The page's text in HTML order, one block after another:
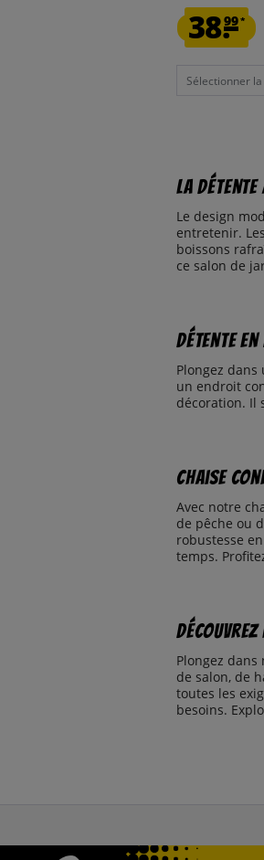
38.99*
Sélectionner
La
Le design
entretenir.
boissons
ce salon de
Détente
Plongez
un endroit
décoration. Il
Chaise
Avec notre
de pêche ou
robustesse
temps.
Plongez
de salon, de
toutes les
besoins.